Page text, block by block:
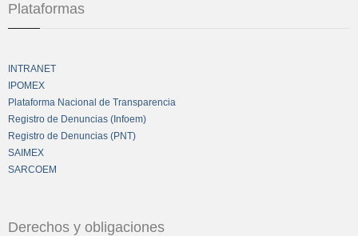
Plataformas
INTRANET
IPOMEX
Plataforma Nacional de Transparencia
Registro de Denuncias (Infoem)
Registro de Denuncias (PNT)
SAIMEX
SARCOEM
Derechos y obligaciones